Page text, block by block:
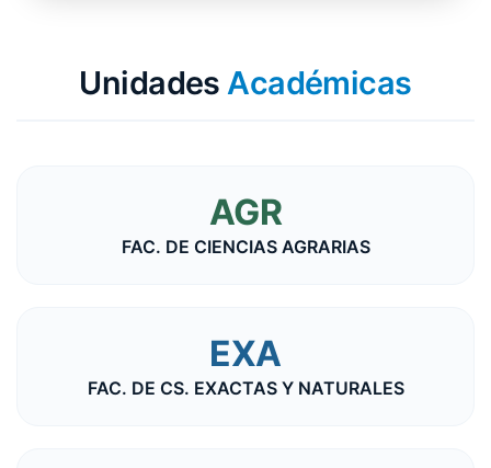
UnidadesAcadémicas
AGR
FAC. DE CIENCIAS AGRARIAS
EXA
FAC. DE CS. EXACTAS Y NATURALES